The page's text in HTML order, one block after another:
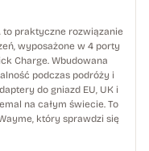
to praktyczne rozwiązanie
wyposażone w 4 porty
Charge. Wbudowana
podczas podróży i
do gniazd EU, UK i
na całym świecie. To
który sprawdzi się